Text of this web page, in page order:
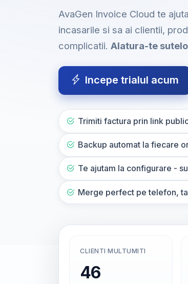
AvaGen Invoice Cloud te
incasarile si sa ai clientii,
complicatii. Alatura-te
Incepe trialul acum
Trimiti factura prin link
Backup automat la fiecare
Te ajutam la configurare -
Merge perfect pe telefon,
CLIENTI MULTUMITI
46